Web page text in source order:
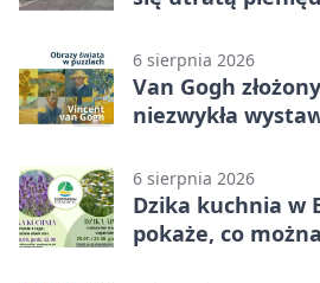
6 sierpnia 2026
Van Gogh
niezwykła
6 sierpnia 2026
Dzika kuchnia w
pokaże, co